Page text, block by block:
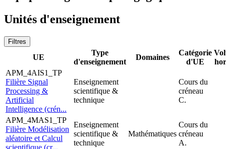
Unités d'enseignement
Filtres
UE
Type
d'enseignement
Domaines
Catégorie
d'UE
APM_4AIS1_TP
Filière Signal
Processing &
Artificial
Intelligence (crén...
Enseignement
scientifique &
technique
Cours du
créneau
C.
APM_4MAS1_TP
Filière Modélisation
aléatoire et Calcul
scientifique (cr...
Enseignement
scientifique &
technique
Mathématiques
Cours du
créneau
A.